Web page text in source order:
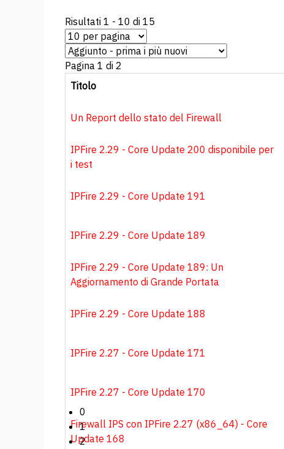
0
1
2
Risultati 1 - 10 di 15
Pagina 1 di 2
Titolo
Un Report dello stato del Firewall
IPFire 2.29 - Core Update 200 disponibile per
i test
IPFire 2.29 - Core Update 191
IPFire 2.29 - Core Update 189
IPFire 2.29 - Core Update 189: Un
Aggiornamento di Grande Portata
IPFire 2.29 - Core Update 188
IPFire 2.27 - Core Update 171
IPFire 2.27 - Core Update 170
Firewall IPS con IPFire 2.27 (x86_64) - Core
Update 168